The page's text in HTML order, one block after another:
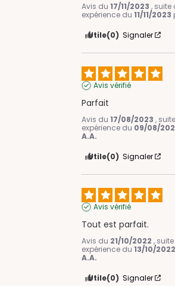
Avis du17/11/2023 , suite
expérience du11/11/2023
Utile(0) Signaler
Avis vérifié
Parfait
Avis du17/08/2023 ,
expérience du 09/08/
A.A.
Utile(0) Signaler
Avis vérifié
Tout est parfait.
Avis du 21/10/2022 ,
expérience du13/10/
A.A.
Utile(0) Signaler